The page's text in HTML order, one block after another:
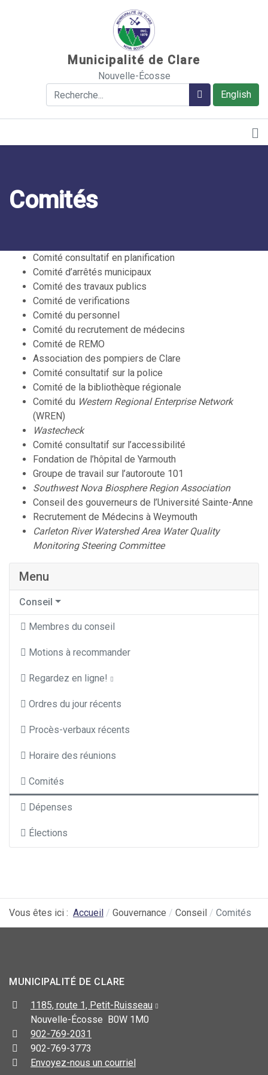
Municipalité de Clare
Nouvelle-Écosse
English
Rechercher Rechercher
Comités
Comité consultatif en planification
Comité d’arrêtés municipaux
Comité des travaux publics
Comité de verifications
Comité du personnel
Comité du recrutement de médecins
Comité de REMO
Association des pompiers de Clare
Comité consultatif sur la police
Comité de la bibliothèque régionale
Comité du Western Regional Enterprise Network
(WREN)
Wastecheck
Comité consultatif sur l’accessibilité
Fondation de l’hôpital de Yarmouth
Groupe de travail sur l’autoroute 101
Southwest Nova Biosphere Region Association
Conseil des gouverneurs de l’Université Sainte-Anne
Recrutement de Médecins à Weymouth
Carleton River Watershed Area Water Quality
Monitoring Steering Committee
Menu
Conseil
Membres du conseil
Motions à recommander
Regardez en ligne!
Ordres du jour récents
Procès-verbaux récents
Horaire des réunions
Comités
Dépenses
Élections
Vous êtes ici : Accueil Gouvernance Conseil Comités
MUNICIPALITÉ DE CLARE
1185, route 1, Petit-Ruisseau
Nouvelle-Écosse B0W 1M0
902-769-2031
902-769-3773
Envoyez-nous un courriel